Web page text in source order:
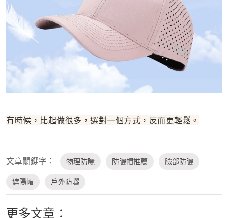
有時候，比起做很多，選對一個方式，反而更輕鬆。
文章關鍵字： 物理防曬 防曬帽推薦 臉部防曬
遮陽帽 戶外防曬
更多文章：